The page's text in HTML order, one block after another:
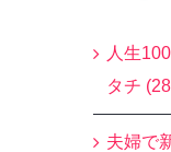
人生
タチ
夫婦で